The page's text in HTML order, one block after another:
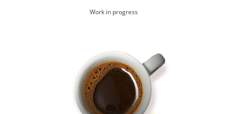
Work in progress